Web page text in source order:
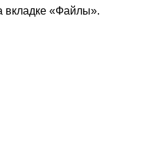
«Файлы».